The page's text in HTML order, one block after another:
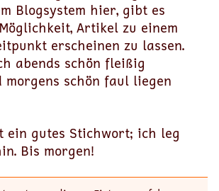
Blogsystem hier, gibt es
Artikel zu einem
erscheinen zu lassen.
abends schön fleißig
morgens schön faul liegen
ein gutes Stichwort; ich leg
Bis morgen!